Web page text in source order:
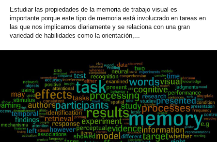
Estudiar las propiedades de la memoria de trabajo visual es
importante porque este tipo de memoria está involucrado en tareas en
las que nos implicamos diariamente y se relaciona con una gran
variedad de habilidades como la orientación,...